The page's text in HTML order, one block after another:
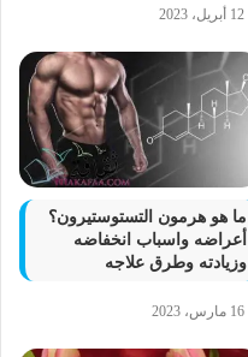
12 أبريل، 2023
ما هو هرمون التستوستيرون؟
أعراضه واسباب انخفاضه
وزيادته وطرق علاجه
16 مارس، 2023